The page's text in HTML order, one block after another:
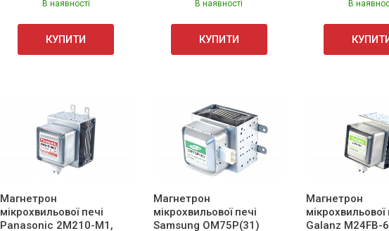
В наявності
КУПИТИ
В наявності
КУПИТИ
В
Магнетрон
мікрохвильової печі
Panasonic 2M210-M1,
Магнетрон
мікрохвильової печі
Samsung OM75P(31)
Магнетрон
мікрохвильової
Galanz M24FB-